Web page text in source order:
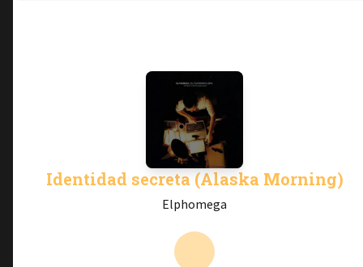
Identidad secreta (Alaska Morning)
Elphomega